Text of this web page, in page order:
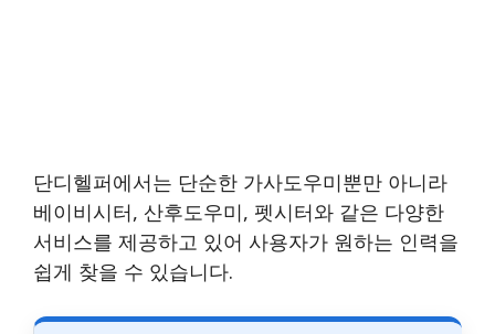
단디헬퍼에서는 단순한 가사도우미뿐만 아니라
베이비시터, 산후도우미, 펫시터와 같은 다양한
서비스를 제공하고 있어 사용자가 원하는 인력을
쉽게 찾을 수 있습니다.